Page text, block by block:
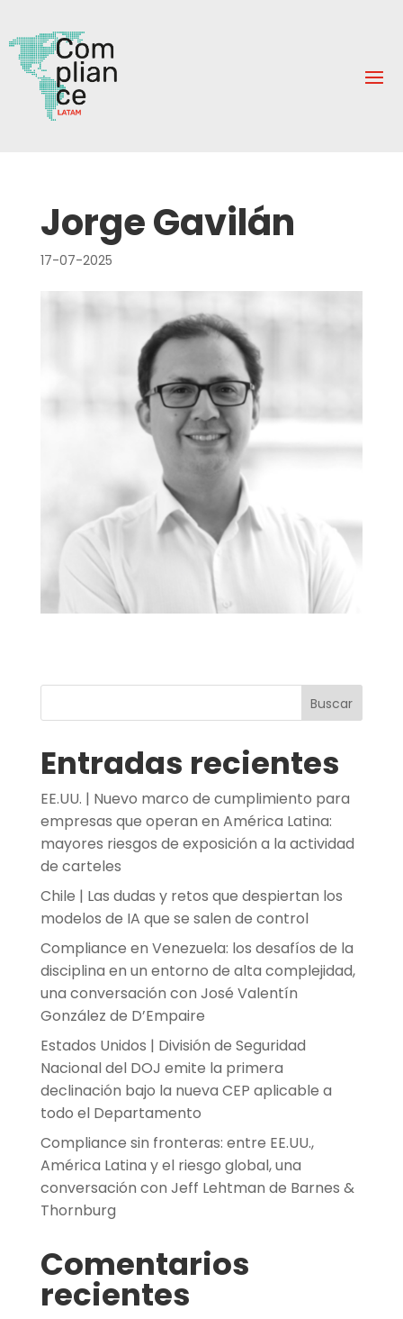
Jorge Gavilán
17-07-2025
Buscar
Entradas recientes
EE.UU. | Nuevo marco de cumplimiento para
empresas que operan en América Latina:
mayores riesgos de exposición a la actividad
de carteles
Chile | Las dudas y retos que despiertan los
modelos de IA que se salen de control
Compliance en Venezuela: los desafíos de la
disciplina en un entorno de alta complejidad,
una conversación con José Valentín
González de D’Empaire
Estados Unidos | División de Seguridad
Nacional del DOJ emite la primera
declinación bajo la nueva CEP aplicable a
todo el Departamento
Compliance sin fronteras: entre EE.UU.,
América Latina y el riesgo global, una
conversación con Jeff Lehtman de Barnes &
Thornburg
Comentarios
recientes